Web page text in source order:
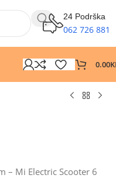
24 Podrška
062 726 881
0.00
– Mi Electric Scooter 6